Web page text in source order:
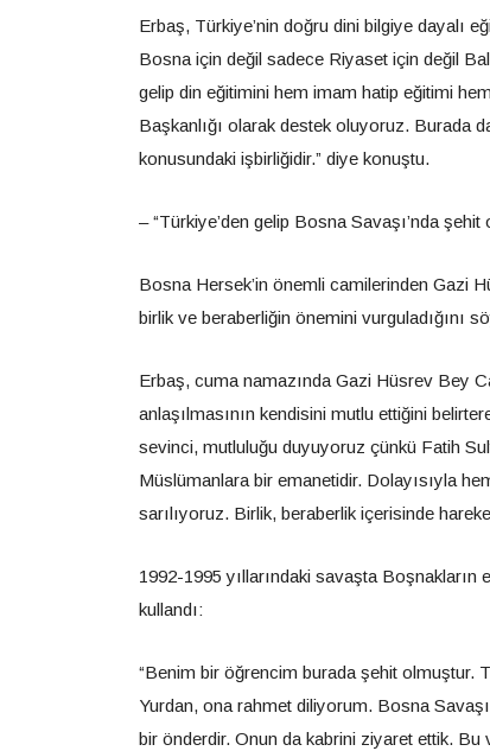
Erbaş, Türkiye’nin doğru dini bilgiye dayalı
Bosna için değil sadece Riyaset için değil
gelip din eğitimini hem imam hatip eğitimi
Başkanlığı olarak destek oluyoruz. Burada
konusundaki işbirliğidir.” diye konuştu.
– “Türkiye’den gelip Bosna Savaşı’nda
Bosna Hersek’in önemli camilerinden Gazi
birlik ve beraberliğin önemini vurguladığını
Erbaş, cuma namazında Gazi Hüsrev Bey
anlaşılmasının kendisini mutlu ettiğini
sevinci, mutluluğu duyuyoruz çünkü Fatih
Müslümanlara bir emanetidir. Dolayısıyla
sarılıyoruz. Birlik, beraberlik içerisinde
1992-1995 yıllarındaki savaşta
kullandı:
“Benim bir öğrencim burada şehit olmuştur.
Yurdan, ona rahmet diliyorum. Bosna
bir önderdir. Onun da kabrini ziyaret ettik.